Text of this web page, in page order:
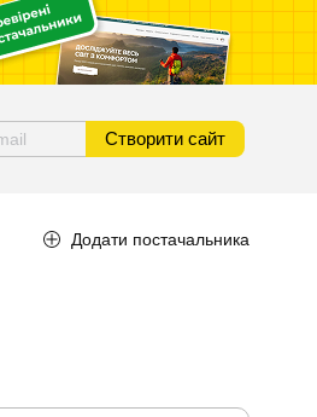
Створити сайт
Додати постачальника